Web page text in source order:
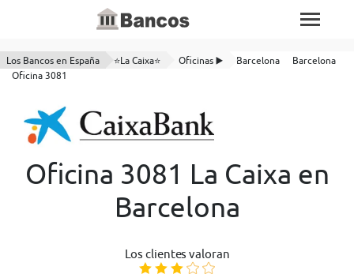
Los Bancos en España ⭐La Caixa⭐ Oficinas ▶️ Barcelona
Barcelona
Oficina 3081
Oficina 3081 La Caixa en
Barcelona
Los clientes valoran